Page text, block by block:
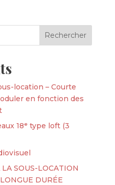
location – Courte
en fonction des
18ᵉ type loft (3
SOUS-LOCATION
DURÉE